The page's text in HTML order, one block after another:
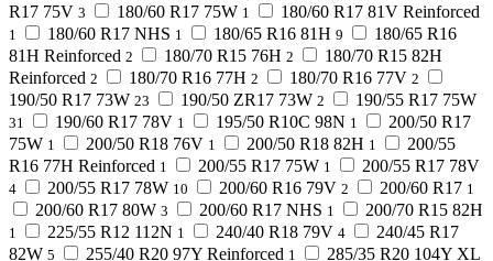
R17 75V 3 180/60 R17 75W 1 180/60 R17 81V Reinforced
1 180/60 R17 NHS 1 180/65 R16 81H 9
180/65 R16
81H Reinforced 2 180/70 R15 76H 2
180/70 R15 82H
Reinforced 2 180/70 R16 77H 2 180/70 R16 77V 2
190/50 R17 73W 23 190/50 ZR17 73W 2 190/55 R17 75W
31 190/60 R17 78V 1 195/50 R10C 98N 1
200/50 R17
75W 1 200/50 R18 76V 1 200/50 R18 82H 1
200/55
R16 77H Reinforced 1 200/55 R17 75W 1 200/55 R17 78V
4 200/55 R17 78W 10 200/60 R16 79V 2 200/60 R17 1
200/60 R17 80W 3 200/60 R17 NHS 1 200/70 R15 82H
1 225/55 R12 112N 1 240/40 R18 79V 4
240/45 R17
82W 5 255/40 R20 97Y Reinforced 1 285/35 R20 104Y XL